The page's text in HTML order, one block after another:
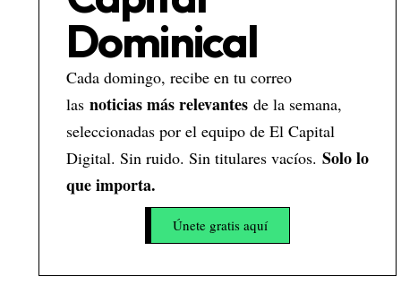
Dominical
Cada domingo, recibe en tu correo
lasnoticias más relevantesde la semana,
seleccionadas por el equipo de El Capital
Digital. Sin ruido. Sin titulares vacíos. Solo lo
que importa.
Únete gratis aquí